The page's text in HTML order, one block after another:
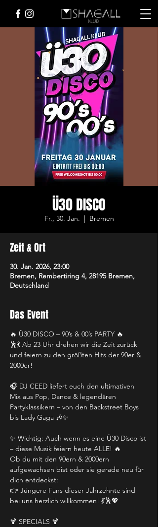
Ü30 DISCO
Fr., 30. Jan.
  |
Bremen
Zeit & Ort
30. Jan. 2026, 23:00
Bremen, Rembertiring 4, 28195 Bremen,
Deutschland
Das Event
🔥 Ü30 DISCO – 90’s & 00’s PARTY 🔥
🕺💃 Ab 23 Uhr drehen wir die Zeit zurück
und feiern zu den größten Hits der 90er &
2000er!
🎧 DJ CEED liefert euch den ultimativen
Mix aus Pop, Dance & legendären
Partyklassikern – von den Backstreet Boys
bis Lady Gaga 🎶✨
✨ Wichtig: Auch wenn es eine Ü30 Disco ist
– diese Musik feiern heute ALLE! 🔥
Ob du mit den 90ern & 2000ern
aufgewachsen bist oder sie gerade neu für
dich entdeckst:
👉 Jüngere Fans dieser Jahrzehnte sind
bei uns herzlich willkommen! 💃🕺💖
🍹 SPECIALS 🍹